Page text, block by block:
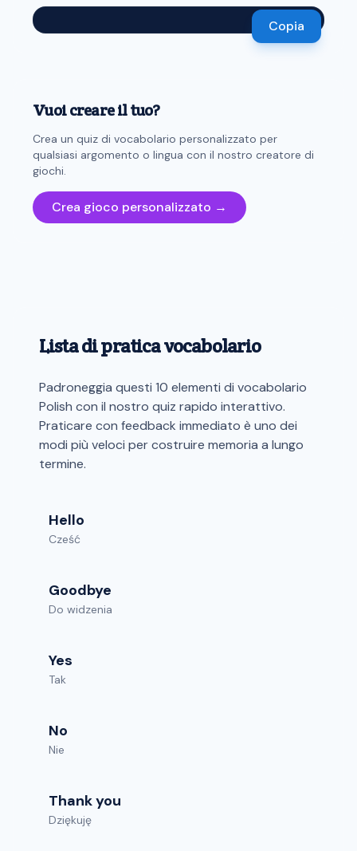
Copia
Vuoi creare il tuo?
Crea un quiz di vocabolario personalizzato per
qualsiasi argomento o lingua con il nostro creatore di
giochi.
Crea gioco personalizzato →
Lista di pratica vocabolario
Padroneggia questi 10 elementi di vocabolario
Polish con il nostro quiz rapido interattivo.
Praticare con feedback immediato è uno dei
modi più veloci per costruire memoria a lungo
termine.
Hello
Cześć
Goodbye
Do widzenia
Yes
Tak
No
Nie
Thank you
Dziękuję